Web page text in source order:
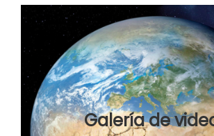
Galería de